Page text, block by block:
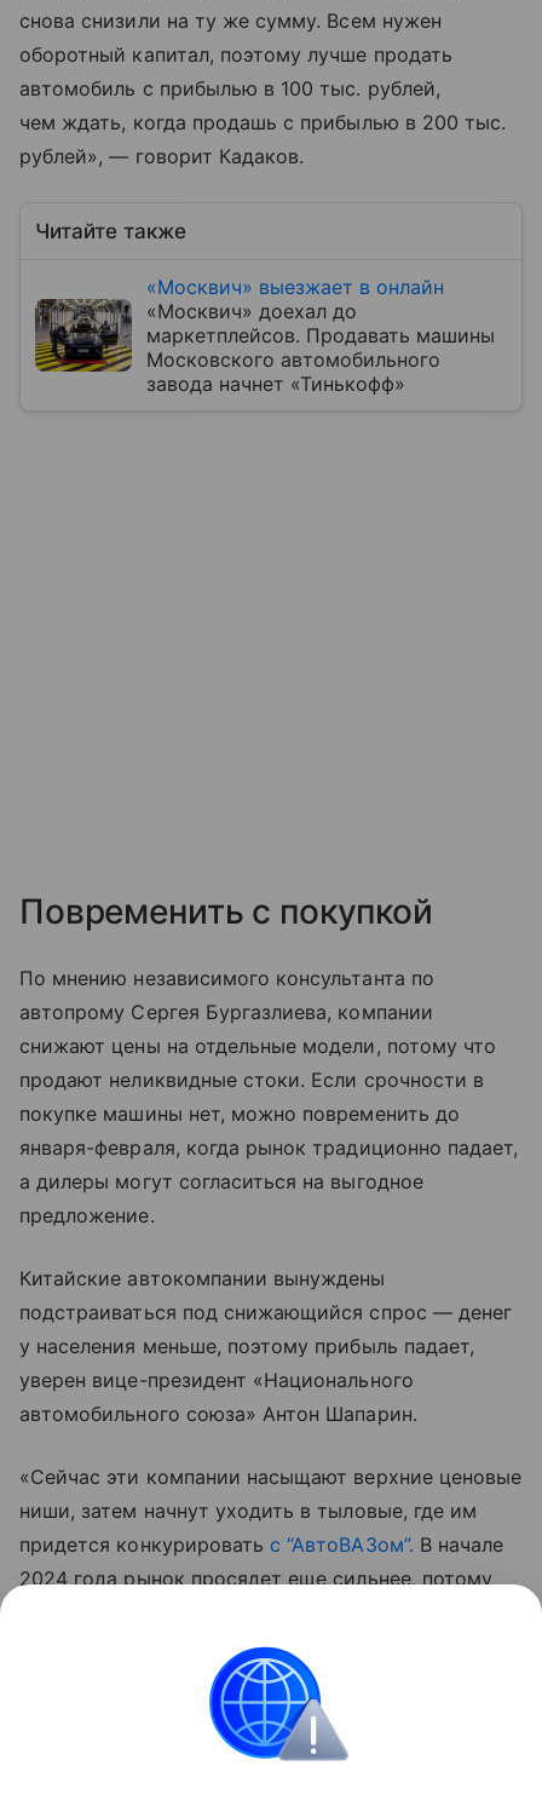
снова снизили на ту же сумму. Всем нужен
оборотный капитал, поэтому лучше продать
автомобиль с прибылью в 100 тыс. рублей,
чем ждать, когда продашь с прибылью в 200 тыс.
рублей», — говорит Кадаков.
Читайте также
«Москвич» выезжает в онлайн
«Москвич» доехал до
маркетплейсов. Продавать машины
Московского автомобильного
завода начнет «Тинькофф»
Повременить с покупкой
По мнению независимого консультанта по
автопрому Сергея Бургазлиева, компании
снижают цены на отдельные модели, потому что
продают неликвидные стоки. Если срочности в
покупке машины нет, можно повременить до
января-февраля, когда рынок традиционно падает,
а дилеры могут согласиться на выгодное
предложение.
Китайские автокомпании вынуждены
подстраиваться под снижающийся спрос — денег
у населения меньше, поэтому прибыль падает,
уверен вице-президент «Национального
автомобильного союза» Антон Шапарин.
«Сейчас эти компании насыщают верхние ценовые
ниши, затем начнут уходить в тыловые, где им
придется конкурировать с “АвтоВАЗом”. В начале
2024 года рынок просядет еще сильнее, потому
здесь есть курсовые риски», — заключил он.